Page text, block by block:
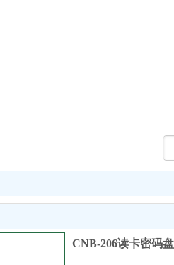
CNB-206读卡密码盘